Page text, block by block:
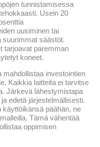
tunnistamisessa
Usein 20
uusiminen tai
suurimmat säästöt.
tarjoavat paremman
koneet.
investointien
Kaikkia laitteita ei tarvitse
Järkevä lähestymistapa
edetä järjestelmällisesti.
käyttöikänsä päähän, ne
Tämä vähentää
oppimisen